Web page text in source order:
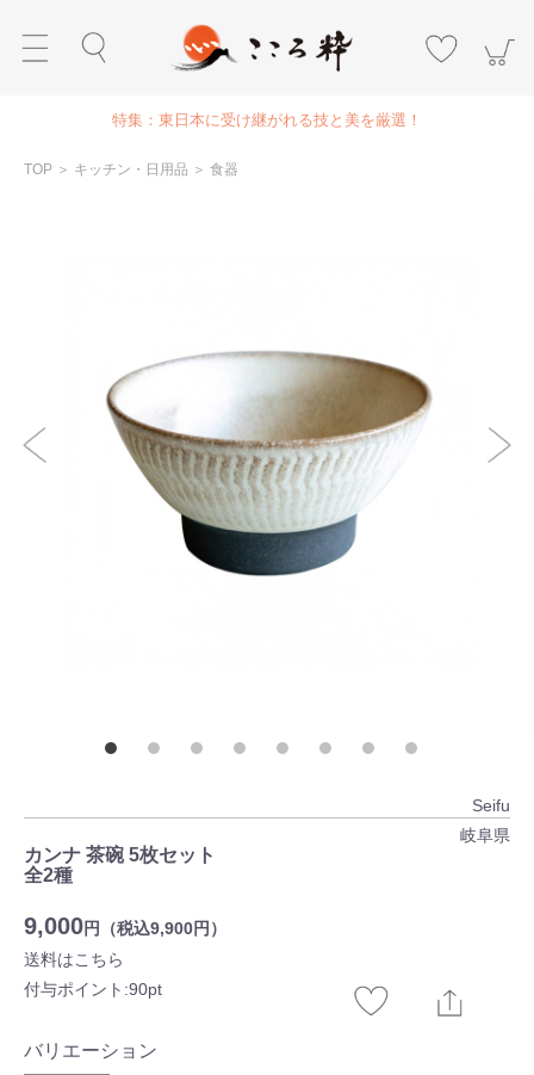
特集：東日本に受け継がれる技と美を厳選！
TOP ＞ キッチン・日用品 ＞ 食器
Seifu
岐阜県
カンナ 茶碗 5枚セット
全2種
9,000円（税込9,900円）
送料はこちら
付与ポイント:90pt
バリエーション